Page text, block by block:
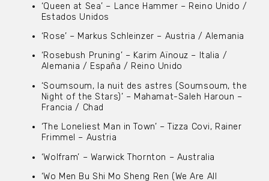
‘Queen at Sea’ – Lance Hammer – Reino Unido /
Estados Unidos
‘Rose’ – Markus Schleinzer – Austria / Alemania
‘Rosebush Pruning’ – Karim Aïnouz – Italia /
Alemania / España / Reino Unido
‘Soumsoum, la nuit des astres (Soumsoum, the
Night of the Stars)’ – Mahamat-Saleh Haroun –
Francia / Chad
‘The Loneliest Man in Town’ – Tizza Covi, Rainer
Frimmel – Austria
‘Wolfram’ – Warwick Thornton – Australia
‘Wo Men Bu Shi Mo Sheng Ren (We Are All